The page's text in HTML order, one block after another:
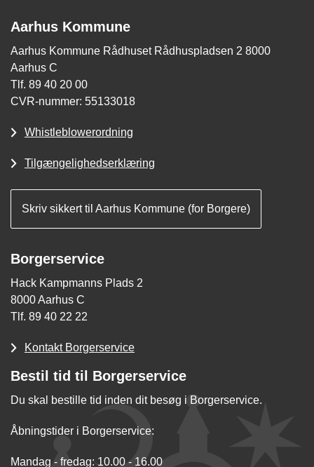
Aarhus Kommune
Aarhus Kommune Rådhuset Rådhuspladsen 2 8000
Aarhus C
Tlf. 89 40 20 00
CVR-nummer: 55133018
Whistleblowerordning
Tilgængelighedserklæring
Skriv sikkert til Aarhus Kommune (for Borgere)
Borgerservice
Hack Kampmanns Plads 2
8000 Aarhus C
Tlf. 89 40 22 22
Kontakt Borgerservice
Bestil tid til Borgerservice
Du skal bestille tid inden dit besøg i Borgerservice.
Åbningstider i Borgerservice:
Mandag - fredag: 10.00 - 16.00